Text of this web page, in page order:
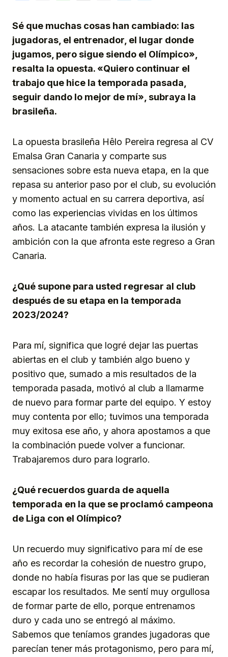
Sé que muchas cosas han cambiado: las
jugadoras, el entrenador, el lugar donde
jugamos, pero sigue siendo el Olímpico»,
resalta la opuesta. «Quiero continuar el
trabajo que hice la temporada pasada,
seguir dando lo mejor de mí», subraya la
brasileña.
La opuesta brasileña Hêlo Pereira regresa al CV
Emalsa Gran Canaria y comparte sus
sensaciones sobre esta nueva etapa, en la que
repasa su anterior paso por el club, su evolución
y momento actual en su carrera deportiva, así
como las experiencias vividas en los últimos
años. La atacante también expresa la ilusión y
ambición con la que afronta este regreso a Gran
Canaria.
¿Qué supone para usted regresar al club
después de su etapa en la temporada
2023/2024?
Para mí, significa que logré dejar las puertas
abiertas en el club y también algo bueno y
positivo que, sumado a mis resultados de la
temporada pasada, motivó al club a llamarme
de nuevo para formar parte del equipo. Y estoy
muy contenta por ello; tuvimos una temporada
muy exitosa ese año, y ahora apostamos a que
la combinación puede volver a funcionar.
Trabajaremos duro para lograrlo.
¿Qué recuerdos guarda de aquella
temporada en la que se proclamó campeona
de Liga con el Olímpico?
Un recuerdo muy significativo para mí de ese
año es recordar la cohesión de nuestro grupo,
donde no había fisuras por las que se pudieran
escapar los resultados. Me sentí muy orgullosa
de formar parte de ello, porque entrenamos
duro y cada uno se entregó al máximo.
Sabemos que teníamos grandes jugadoras que
parecían tener más protagonismo, pero para mí,